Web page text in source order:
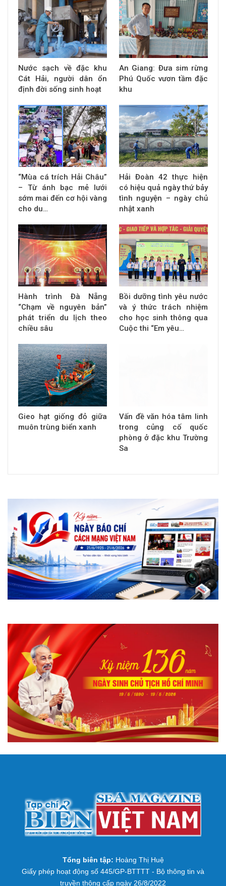
Nước sạch về đặc khu
Cát Hải, người dân ổn
định đời sống sinh hoạt
An Giang: Đưa sim rừng
Phú Quốc vươn tầm đặc
khu
“Mùa cá trích Hải Châu”
– Từ ánh bạc mẻ lưới
sớm mai đến cơ hội vàng
cho du…
Hải Đoàn 42 thực hiện
có hiệu quả ngày thứ bảy
tình nguyện – ngày chủ
nhật xanh
Hành trình Đà Nẵng
“Chạm về nguyên bản”
phát triển du lịch theo
chiều sâu
Bồi dưỡng tình yêu nước
và ý thức trách nhiệm
cho học sinh thông qua
Cuộc thi “Em yêu…
Gieo hạt giống đỏ giữa
muôn trùng biển xanh
Vấn đề văn hóa tâm linh
trong củng cố quốc
phòng ở đặc khu Trường
Sa
Tổng biên tập: Hoàng Thị Huệ
Giấy phép hoạt động số 445/GP-BTTTT - Bộ thông tin và
truyền thông cấp ngày 26/8/2022